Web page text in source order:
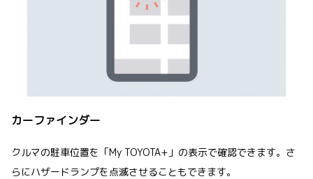
カーファインダー
クルマの駐車位置を「My TOYOTA+」の表示で確認できます。さ
らにハザードランプを点滅させることもできます。